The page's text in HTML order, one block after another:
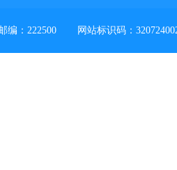
编：222500 网站标识码：